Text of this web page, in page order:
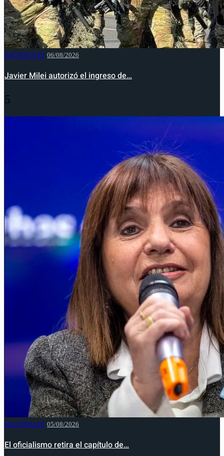
NACIONALES 06/08/2026
Javier Milei autorizó el ingreso de…
5
NACIONALES 05/08/2026
El oficialismo retira el capítulo de…